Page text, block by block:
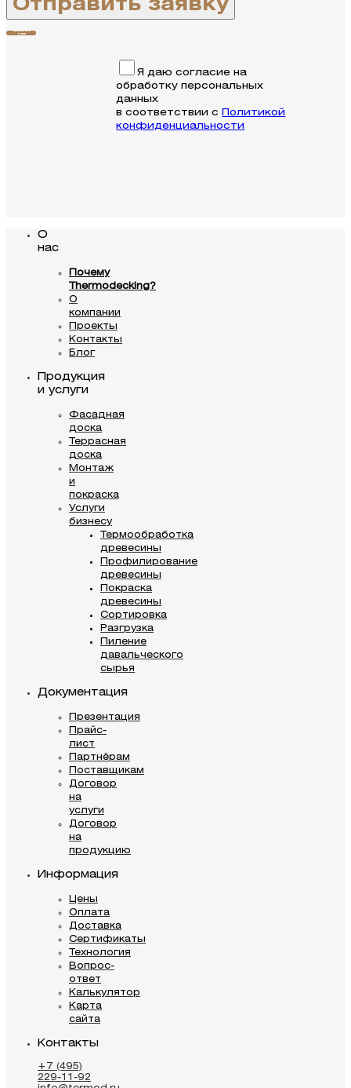
Связаться с
нами
Я даю согласие на
обработку персональных
данных
в соответствии с
Политикой
конфиденциальности
О
нас
Почему
Thermodecking?
О
компании
Проекты
Контакты
Блог
Продукция
и услуги
Фасадная
доска
Террасная
доска
Монтаж
и
покраска
Услуги
бизнесу
Термообработка
древесины
Профилирование
древесины
Покраска
древесины
Сортировка
Разгрузка
Пиление
давальческого
сырья
Документация
Презентация
Прайс-
лист
Партнёрам
Поставщикам
Договор
на
услуги
Договор
на
продукцию
Информация
Цены
Оплата
Доставка
Сертификаты
Технология
Вопрос-
ответ
Калькулятор
Карта
сайта
Контакты
+7 (495)
229-11-92